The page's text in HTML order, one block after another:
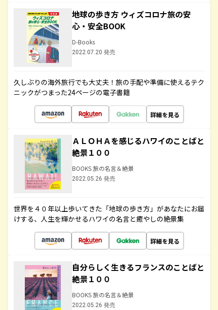
地球の歩き方 ウィズコロナ旅の安
心・安全BOOK
D-Books
2022.07.20 発売
久しぶりの海外旅行でも大丈夫！旅の手配や準備に使えるテク
ニックがつまった24ページの電子書籍
詳細を見る
ＡＬＯＨＡを感じるハワイのことばと
絶景１００
BOOKS 旅の名言＆絶景
2022.05.26 発売
世界を４０年以上歩いてきた「地球の歩き方」があなたにお届
けする、人生を輝かせるハワイの名言と癒やしの絶景集
詳細を見る
自分らしく生きるフランスのことばと
絶景１００
BOOKS 旅の名言＆絶景
2022.05.26 発売